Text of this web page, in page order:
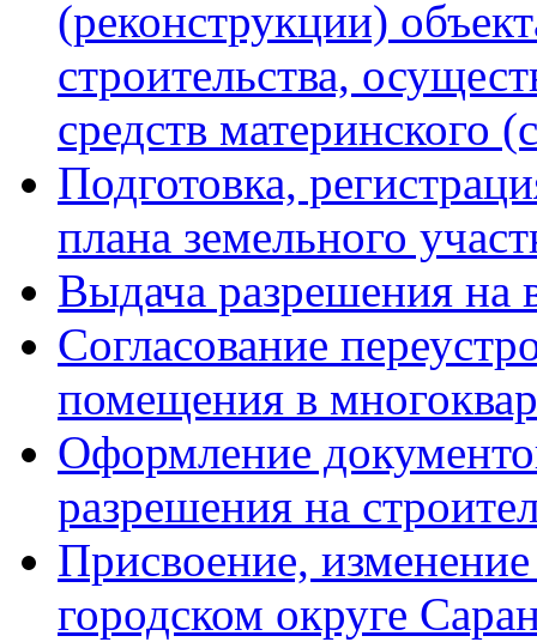
(реконструкции)
строительства,
средств материнского
Подготовка,
плана земельного
Выдача разрешения на
Согласование
помещения в
Оформление
разрешения на
Присвоение,
городском округе